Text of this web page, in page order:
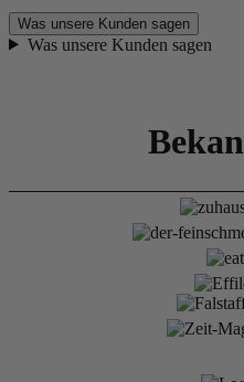
Was unsere Kunden sagen
Was unsere Kunden sagen